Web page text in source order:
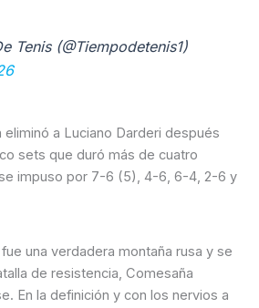
Tenis (@Tiempodetenis1)
eliminó a Luciano Darderi después
sets que duró más de cuatro
impuso por 7-6 (5), 4-6, 6-4, 2-6 y
una verdadera montaña rusa y se
de resistencia, Comesaña
En la definición y con los nervios a